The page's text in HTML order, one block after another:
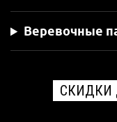
Веревочные
СКИДКИ